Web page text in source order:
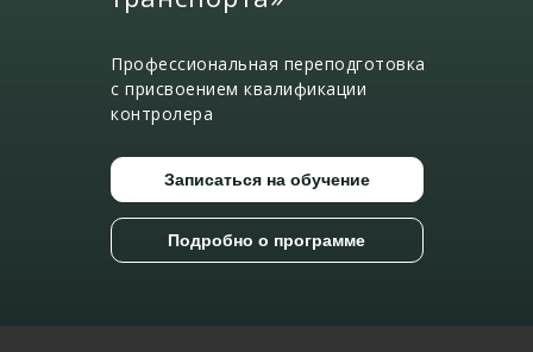
Профессиональная переподготовка
с присвоением квалификации
контролера
Записаться на обучение
Подробно о программе